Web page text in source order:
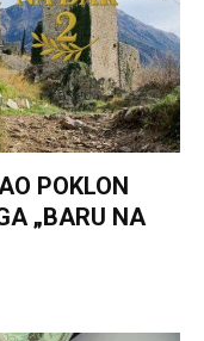
POKLON
„BARU NA